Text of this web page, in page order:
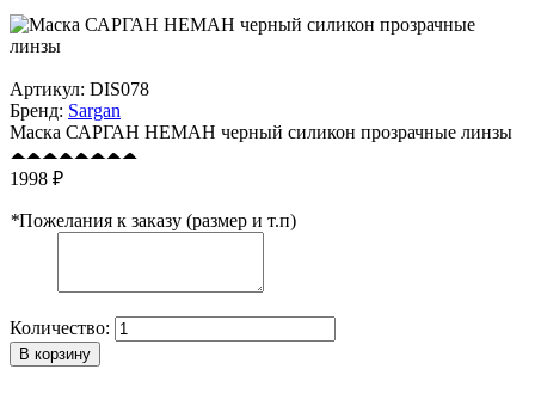
Артикул: DIS078
Бренд: Sargan
Маска САРГАН НЕМАН черный силикон прозрачные линзы
1998 ₽
*Пожелания к заказу (размер и т.п)
Количество:
В корзину